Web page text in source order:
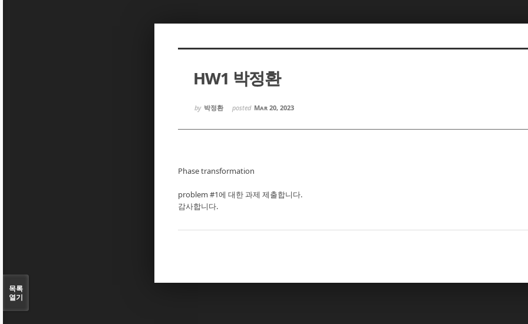
HW1 박정환
by 박정환 posted Mar 20, 2023
Phase transformation
problem #1에 대한 과제 제출합니다.
감사합니다.
목록
열기
Sketchbook5, 스케치북5
Sketchbook5, 스케치북5
Sketchbook5, 스케치북5
Sketchbook5, 스케치북5